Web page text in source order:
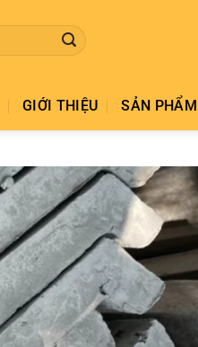
GIỚI THIỆU SẢN PHẨM
Add to
wishlist